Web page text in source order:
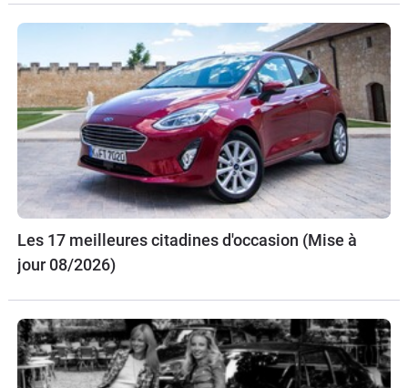
Les 17 meilleures citadines d'occasion (Mise à
jour 08/2026)